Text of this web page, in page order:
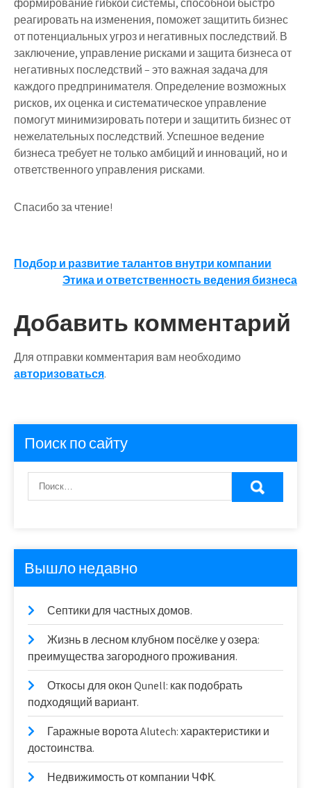
формирование гибкой системы, способной быстро
реагировать на изменения, поможет защитить бизнес
от потенциальных угроз и негативных последствий. В
заключение, управление рисками и защита бизнеса от
негативных последствий – это важная задача для
каждого предпринимателя. Определение возможных
рисков, их оценка и систематическое управление
помогут минимизировать потери и защитить бизнес от
нежелательных последствий. Успешное ведение
бизнеса требует не только амбиций и инноваций, но и
ответственного управления рисками.
Спасибо за чтение!
Навигация
записям
Подбор и развитие талантов внутри компании
Этика и ответственность ведения бизнеса
Добавить комментарий
Для отправки комментария вам необходимо
авторизоваться.
Поиск по сайту
Вышло недавно
Септики для частных домов.
Жизнь в лесном клубном посёлке у озера:
преимущества загородного проживания.
Откосы для окон Qunell: как подобрать
подходящий вариант.
Гаражные ворота Alutech: характеристики и
достоинства.
Недвижимость от компании ЧФК.